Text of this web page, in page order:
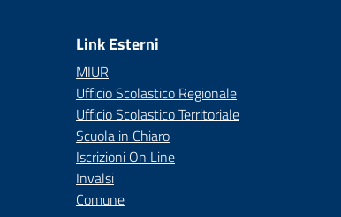
Link Esterni
MIUR
Ufficio Scolastico Regionale
Ufficio Scolastico Territoriale
Scuola in Chiaro
Iscrizioni On Line
Invalsi
Comune